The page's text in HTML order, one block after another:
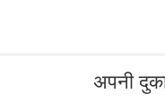
अपनी